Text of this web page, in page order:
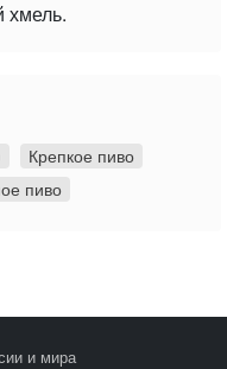
хмель.
Крепкое пиво
пиво
и мира